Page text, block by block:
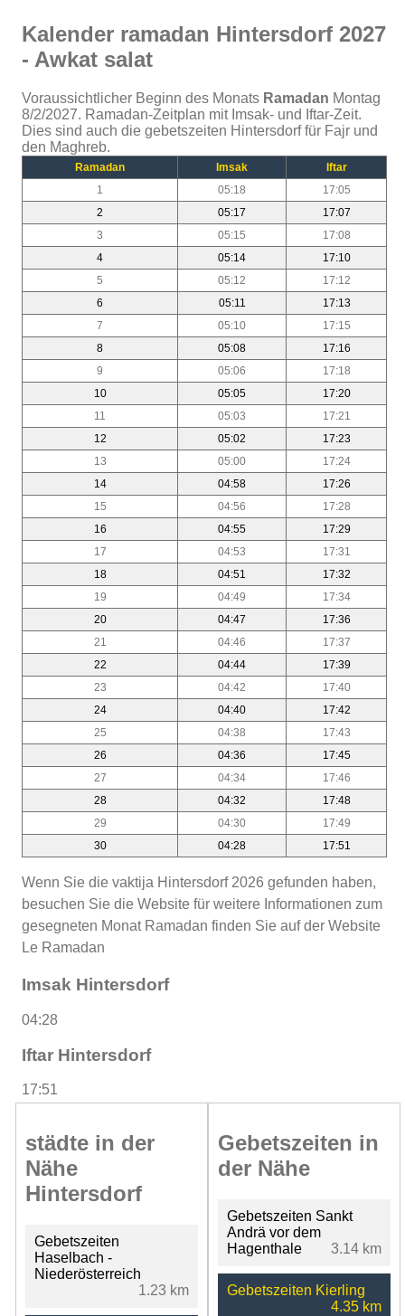
Kalender ramadan Hintersdorf 2027
- Awkat salat
Voraussichtlicher Beginn des Monats Ramadan Montag
8/2/2027. Ramadan-Zeitplan mit Imsak- und Iftar-Zeit.
Dies sind auch die gebetszeiten Hintersdorf für Fajr und
den Maghreb.
Ramadan Imsak
Iftar
1
05:18
17:05
2
05:17
17:07
3
05:15
17:08
4
05:14
17:10
5
05:12
17:12
6
05:11
17:13
7
05:10
17:15
8
05:08
17:16
9
05:06
17:18
10
05:05
17:20
11
05:03
17:21
12
05:02
17:23
13
05:00
17:24
14
04:58
17:26
15
04:56
17:28
16
04:55
17:29
17
04:53
17:31
18
04:51
17:32
19
04:49
17:34
20
04:47
17:36
21
04:46
17:37
22
04:44
17:39
23
04:42
17:40
24
04:40
17:42
25
04:38
17:43
26
04:36
17:45
27
04:34
17:46
28
04:32
17:48
29
04:30
17:49
30
04:28 17:51
Wenn Sie die vaktija Hintersdorf 2026 gefunden haben,
besuchen Sie die Website für weitere Informationen zum
gesegneten Monat Ramadan finden Sie auf der Website
Le Ramadan
Imsak Hintersdorf
04:28
Iftar Hintersdorf
17:51
städte in der
Nähe
Hintersdorf
Gebetszeiten
Haselbach -
Niederösterreich
1.23 km
Gebetszeiten in
der Nähe
Gebetszeiten Sankt
Andrä vor dem
Hagenthale
3.14 km
Gebetszeiten Kierling
4.35 km